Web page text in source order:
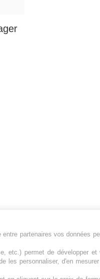
partenaires vos données
etc.) permet de développer et
les personnaliser, d'en